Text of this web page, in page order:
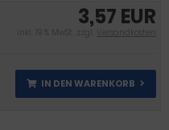
3,57 EUR
inkl. 19 % MwSt. zzgl. Versandkosten
IN DEN WARENKORB